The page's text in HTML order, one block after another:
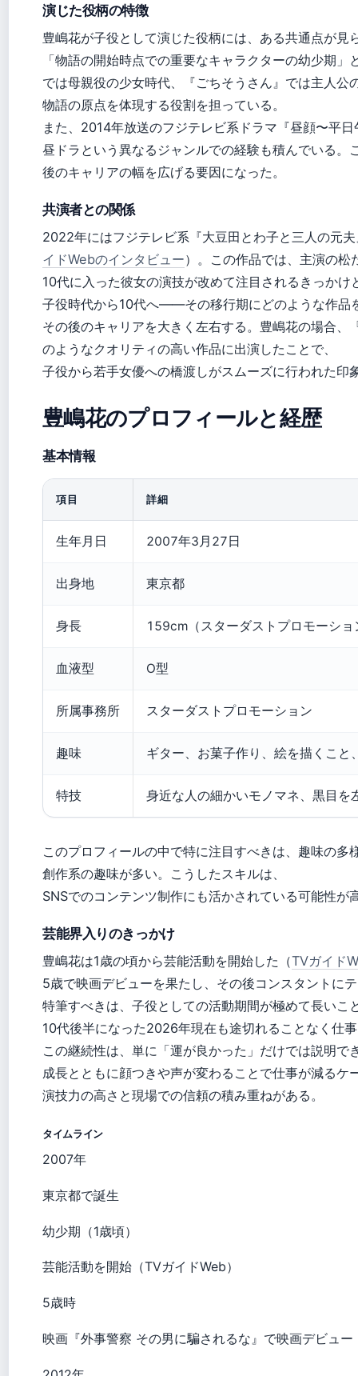
演じた役柄の特徴
豊嶋花が子役として演じた役柄には、ある共通点が見
「物語の開始時点での重要なキャラクターの幼少期
では母親役の少女時代、『ごちそうさん』では主人
物語の原点を体現する役割を担っている。
また、2014年放送のフジテレビ系ドラマ『昼顔〜平
昼ドラという異なるジャンルでの経験も積んでいる。
後のキャリアの幅を広げる要因になった。
共演者との関係
2022年にはフジテレビ系『大豆田とわ子と三人の元
イドWebのインタビュー）。この作品では、主演の松
10代に入った彼女の演技が改めて注目されるきっかけ
子役時代から10代へ——その移行期にどのような作品
その後のキャリアを大きく左右する。豊嶋花の場合、
のようなクオリティの高い作品に出演したことで、
子役から若手女優への橋渡しがスムーズに行われた印
豊嶋花のプロフィールと経歴
基本情報
項目 詳細
生年月日 2007年3月27日
出身地 東京都
身長 159cm（スターダストプロモーシ
血液型 O型
所属事務所 スターダストプロモーション
趣味 ギター、お菓子作り、絵を描くこ
特技 身近な人の細かいモノマネ、黒目を
このプロフィールの中で特に注目すべきは、趣味の
創作系の趣味が多い。こうしたスキルは、
SNSでのコンテンツ制作にも活かされている可能性が
芸能界入りのきっかけ
豊嶋花は1歳の頃から芸能活動を開始した（TVガイド
5歳で映画デビューを果たし、その後コンスタントに
特筆すべきは、子役としての活動期間が極めて長い
10代後半になった2026年現在も途切れることなく仕
この継続性は、単に「運が良かった」だけでは説明で
成長とともに顔つきや声が変わることで仕事が減る
演技力の高さと現場での信頼の積み重ねがある。
タイムライン
2007年
東京都で誕生
幼少期（1歳頃）
芸能活動を開始（TVガイドWeb）
5歳時
映画『外事警察 その男に騙されるな』で映画デビュ